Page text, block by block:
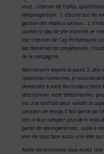
vous , création de trafics,
téléprospection…) d’autre sur les
gestion des réseaux sociaux…),
société (si pas de site internet ce
site internet de Cap Performance
ses domaines de compétences,
de la compagnie.
Maintenant voyons le point 3, afin
ressources humaines, je vous
demander à votre fournisseur dans
sélectionner votre téléconseiller,
via une conf call pour valider la
combien de temps il fait partie de
loin il faut compter plus de 6 mois
parler de ses expériences…suite à
afin de vous faire aussi une idée
Après ces entrevues vous aurez